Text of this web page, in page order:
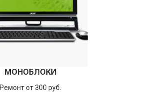
МОНОБЛОКИ
Ремонт от 300 руб.